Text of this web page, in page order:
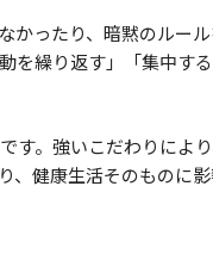
かったり、暗黙のルー
を繰り返す」「集中す
す。強いこだわりによ
健康生活そのものに